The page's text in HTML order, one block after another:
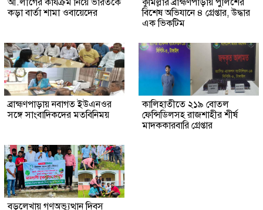
আ.লীগের কার্যক্রম নিয়ে ভারতকে
কড়া বার্তা শামা ওবায়েদের
কুমিল্লার ব্রাহ্মণপাড়ায় পুলিশের
বিশেষ অভিযানে ৪ গ্রেপ্তার, উদ্ধার
এক ভিকটিম
ব্রাহ্মণপাড়ায় নবাগত ইউএনওর
সঙ্গে সাংবাদিকদের মতবিনিময়
কালিহাতীতে ২১৯ বোতল
ফেন্সিডিলসহ রাজশাহীর শীর্ষ
মাদককারবারি গ্রেপ্তার
বড়লেখায় গণঅভ্যুত্থান দিবস